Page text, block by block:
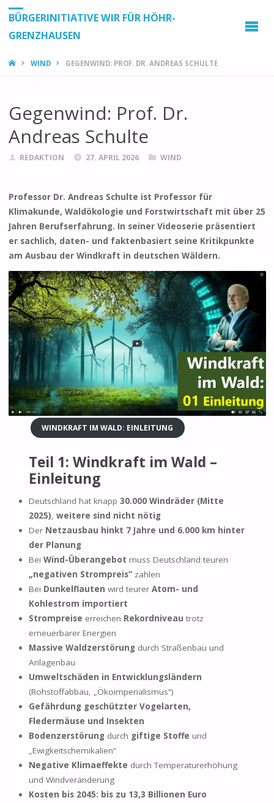
BÜRGERINITIATIVE WIR FÜR HÖHR-
GRENZHAUSEN
STARTWIND GEGENWIND: PROF. DR. ANDREAS SCHULTE
Gegenwind: Prof. Dr.
Andreas Schulte
REDAKTION 27. APRIL 2026 WIND
Professor Dr. Andreas Schulte ist Professor für
Klimakunde, Waldökologie und Forstwirtschaft mit über 25
Jahren Berufserfahrung. In seiner Videoserie präsentiert
er sachlich, daten- und faktenbasiert seine Kritikpunkte
am Ausbau der Windkraft in deutschen Wäldern.
WINDKRAFT IM WALD: EINLEITUNG
Teil 1: Windkraft im Wald –
Einleitung
Deutschland hat knapp30.000 Windräder (Mitte
2025), weitere sind nicht nötig
Der Netzausbau hinkt 7 Jahre und 6.000 km hinter
der Planung
BeiWind-Überangebot muss Deutschland teuren
„negativen Strompreis“ zahlen
Bei Dunkelflauten wird teurerAtom- und
Kohlestrom importiert
Strompreise erreichen Rekordniveau trotz
erneuerbarer Energien
Massive Waldzerstörung durch Straßenbau und
Anlagenbau
Umweltschäden in Entwicklungsländern
(Rohstoffabbau, „Ökoimperialismus“)
Gefährdung geschützter Vogelarten,
Fledermäuse und Insekten
Bodenzerstörung durch giftige Stoffe und
„Ewigkeitschemikalien“
Negative Klimaeffekte durch Temperaturerhöhung
und Windveränderung
Kosten bis 2045: bis zu 13,3 Billionen Euro